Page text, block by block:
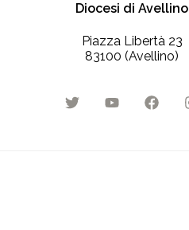
Diocesi di Avellino
Piazza Libertà 23
83100 (Avellino)